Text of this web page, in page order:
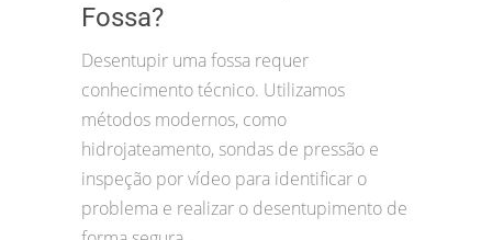
Fossa?
Desentupir uma fossa requer
conhecimento técnico. Utilizamos
métodos modernos, como
hidrojateamento, sondas de pressão e
inspeção por vídeo para identificar o
problema e realizar o desentupimento de